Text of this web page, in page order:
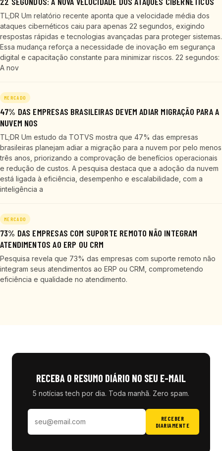
TL;DR Um relatório recente aponta que a velocidade média dos
ataques cibernéticos caiu para apenas 22 segundos, exigindo
respostas rápidas e tecnologias avançadas para proteger sistemas.
Essa mudança reforça a necessidade de inovação em segurança
digital e capacitação constante para minimizar riscos. 22 segundos:
A nov
MERCADO
47% DAS EMPRESAS BRASILEIRAS DEVEM ADIAR MIGRAÇÃO PARA A
NUVEM NOS
TL;DR Um estudo da TOTVS mostra que 47% das empresas
brasileiras planejam adiar a migração para a nuvem por pelo menos
três anos, priorizando a comprovação de benefícios operacionais
e redução de custos. A pesquisa destaca que a adoção da nuvem
está ligada à eficiência, desempenho e escalabilidade, com a
inteligência a
MERCADO
73% DAS EMPRESAS COM SUPORTE REMOTO NÃO INTEGRAM
ATENDIMENTOS AO ERP OU CRM
Pesquisa revela que 73% das empresas com suporte remoto não
integram seus atendimentos ao ERP ou CRM, comprometendo
eficiência e qualidade no atendimento.
RECEBA O RESUMO DIÁRIO NO SEU E-MAIL
5 notícias tech por dia. Toda manhã. Zero spam.
RECEBER
DIARIAMENTE